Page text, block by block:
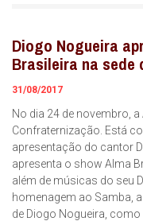
Diogo Nogueira
Brasileira na sede
31/08/2017
No dia 24 de novembro, a
Confraternização. Está
apresentação do cantor
apresenta o show Alma
além de músicas do seu
homenagem ao Samba,
de Diogo Nogueira, como